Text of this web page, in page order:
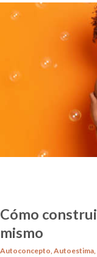
Cómo
mismo
Autoconcepto,Autoestima,